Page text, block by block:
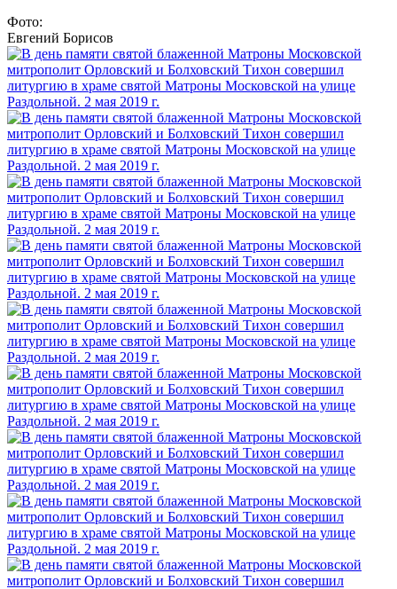
Фото:
Евгений Борисов